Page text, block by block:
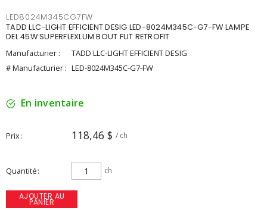
LED8024M345CG7FW
TADD LLC-LIGHT EFFICIENT DESIG LED-8024M345C-G7-FW LAMPE
DEL 45W SUPERFLEXLUM BOUT FUT RETROFIT
Manufacturier :
TADD LLC-LIGHT EFFICIENT DESIG
# Manufacturier : LED-8024M345C-G7-FW
En inventaire
Prix 118,46 $ / ch
Quantité ch
AJOUTER AU
PANIER